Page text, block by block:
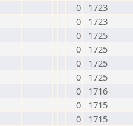
0
1723
0
1723
0
1725
0
1725
0
1725
0
1725
0
1716
0
1715
0
1715